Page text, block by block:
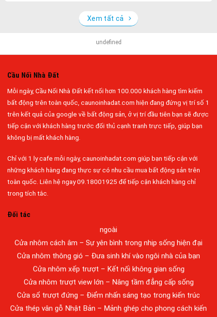
Xem tất cả
undefined
Cầu Nối Nhà Đất
Mỗi ngày, Cầu Nối Nhà Đất kết nối hơn 100.000 khách hàng tìm kiếm
bất động trên toàn quốc, caunoinhadat.com hiện đang đứng vị trí số 1
trên kết quả của google về bất động sản, ở vị trí đầu tiên bạn sẽ được
tiếp cận với khách hàng trước đối thủ cạnh tranh trực tiếp, giúp bạn
không bị mất khách hàng.
Chỉ với 1 ly cafe mỗi ngày, caunoinhadat.com giúp bạn tiếp cận với
những khách hàng đang thực sự có nhu cầu mua bất động sản trên
toàn quốc. Liên hệ ngay 09.18001925 để tiếp cận khách hàng chỉ
trong tích tắc.
Đối tác
Đa dạng màu sắc cửa nhôm – Tối ưu màu sắc Kiến Trúc
Cửa nhôm chống gió mưa – Hiên ngang giữa thời tiết khắc
Cửa nhôm kín nước kín khí – Bình yên với những tác nhân bên
Cửa nhôm cách âm – Sự yên bình trong nhịp sống hiện đại
Cửa nhôm thông gió – Đưa sinh khí vào ngôi nhà của bạn
Cửa nhôm xếp trượt – Kết nối không gian sống
Cửa nhôm trượt view lớn – Nâng tầm đẳng cấp sống
Cửa sổ trượt đứng – Điểm nhấn sáng tạo trong kiến trúc
Cửa thép vân gỗ Nhật Bản – Mảnh ghép cho phong cách kiến
trúc hiện đại